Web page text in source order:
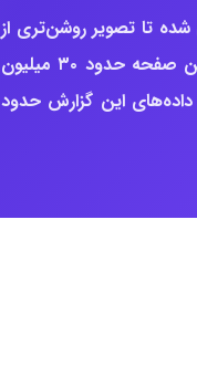
باریستا کافی من گارسون بر اساس داده‌های گزارش حقوق و دستمزد ۱۴۰۵ بررسی شده تا تصویر روشن‌تری از
سطح پرداخت، بازه متعارف بازار و تغییرات حقوق نسبت به سال قبل داشته باشید؛ میانه حقوق مورد انتظار این صفحه حدود ۳۰ میلیون
رشد میانه حقوق در داده‌های این گزارش حدود